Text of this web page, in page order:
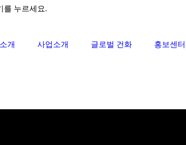
를 누르세요.
개 사업소개 글로벌 건화 홍보센터